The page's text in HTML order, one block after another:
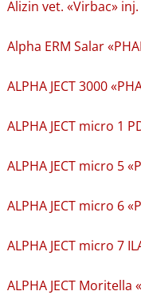
Alizin vet. «Virbac» inj.
Alpha ERM Salar
ALPHA JECT 3000
ALPHA JECT micro 1
ALPHA JECT micro 5
ALPHA JECT micro 6
ALPHA JECT micro 7
ALPHA JECT Moritella